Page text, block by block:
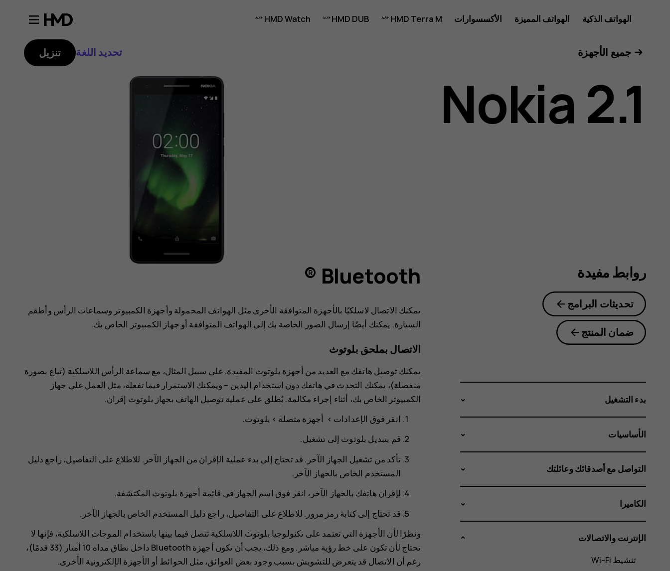
دليل
مستخدم
هاتف
الهواتف الذكية الهواتف المميزة الأكسسوارات HMD Terra M
HMD DUB
HMD Watch
جميع الأجهزة تحديد اللغة تنزيل
Nokia 2.1
Bluetooth ®
يمكنك الاتصال لاسلكيًا بالأجهزة المتوافقة الأخرى مثل الهواتف المحمولة وأجهزة الكمبيوتر وسماعات الرأس وأطقم
السيارة. يمكنك أيضًا إرسال الصور الخاصة بك إلى الهواتف المتوافقة أو جهاز الكمبيوتر الخاص بك.
الاتصال بملحق بلوتوث
يمكنك توصيل هاتفك مع العديد من أجهزة بلوتوث المفيدة. على سبيل المثال، مع سماعة الرأس اللاسلكية (تباع بصورة
منفصلة)، يمكنك التحدث في هاتفك دون استخدام اليدين – ويمكنك الاستمرار فيما تفعله، مثل العمل على جهاز
الكمبيوتر الخاص بك، أثناء إجراء مكالمة. يُطلق على عملية توصيل الهاتف بجهاز بلوتوث إقران.
انقر فوق
>
> بلوتوث.
قم بتبديل بلوتوث إلى تشغيل.
تأكد من تشغيل الجهاز الآخر. قد تحتاج إلى بدء عملية الإقران من الجهاز الآخر. للاطلاع على التفاصيل، راجع دليل
المستخدم الخاص بالجهاز الآخر.
لإقران هاتفك بالجهاز الآخر، انقر فوق اسم الجهاز في قائمة أجهزة بلوتوث المكتشفة.
قد تحتاج إلى كتابة رمز مرور. للاطلاع على التفاصيل، راجع دليل المستخدم الخاص بالجهاز الآخر.
ونظرًا لأن الأجهزة التي تعتمد على تكنولوجيا بلوتوث اللاسلكية تتصل فيما بينها باستخدام الموجات اللاسلكية، فإنها لا
تحتاج لأن تكون على خط رؤية مباشر. ومع ذلك، يجب أن تكون أجهزة Bluetooth داخل نطاق مداه 10 أمتار (33 قدمًا)،
رغم أن الاتصال قد يتعرض للتشويش بسبب وجود بعض العوائق، مثل الحوائط أو الأجهزة الإلكترونية الأخرى.
روابط مفيدة
تحديثات البرامج
ضمان المنتج
بدء التشغيل
الأساسيات
التواصل مع أصدقائك وعائلتك
الكاميرا
الإنترنت والاتصالات
تنشيط Wi-Fi